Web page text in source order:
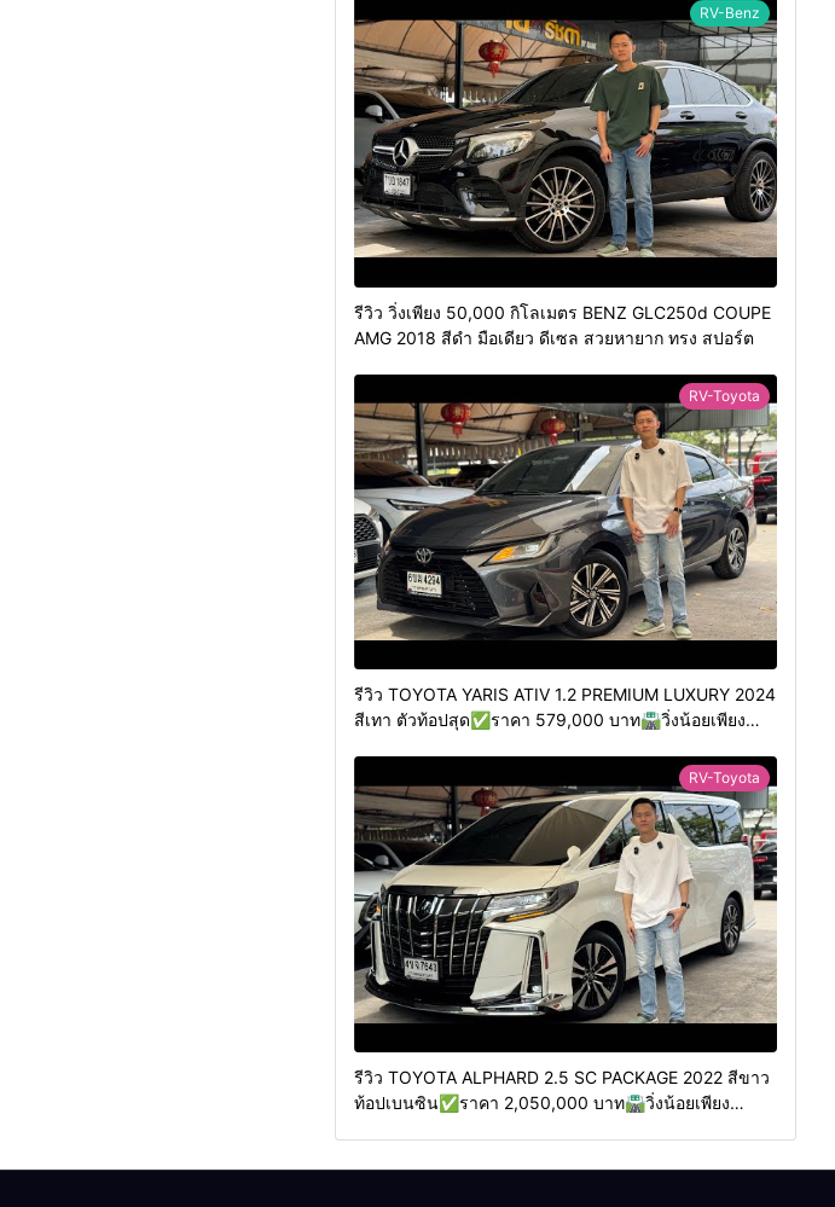
RV-Benz
รีวิว วิ่งเพียง 50,000 กิโลเมตร BENZ GLC250d COUPE
AMG 2018 สีดำ มือเดียว ดีเซล สวยหายาก ทรง สปอร์ต
RV-Toyota
รีวิว TOYOTA YARIS ATIV 1.2 PREMIUM LUXURY 2024
สีเทา ตัวท้อปสุด✅ราคา 579,000 บาท🛣️วิ่งน้อยเพียง
RV-Toyota
รีวิว TOYOTA ALPHARD 2.5 SC PACKAGE 2022 สีขาว
ท้อปเบนซิน✅ราคา 2,050,000 บาท🛣️วิ่งน้อยเพียง